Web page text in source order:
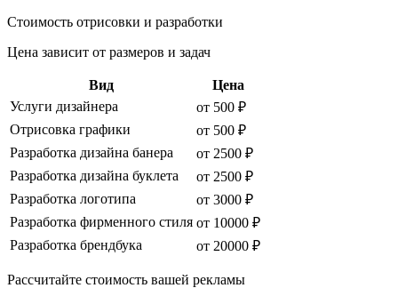
Стоимость отрисовки и разработки
Цена зависит от размеров и задач
Вид
Цена
Услуги дизайнера
от 500 ₽
Отрисовка графики
от 500 ₽
Разработка дизайна банера
от 2500 ₽
Разработка дизайна буклета
от 2500 ₽
Разработка логотипа
от 3000 ₽
Разработка фирменного стиля от 10000 ₽
Разработка брендбука
от 20000 ₽
Рассчитайте стоимость вашей рекламы